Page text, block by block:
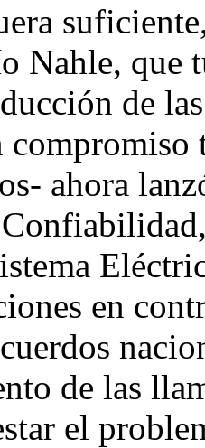
Nahle, que
de
ahora
en
de las
el